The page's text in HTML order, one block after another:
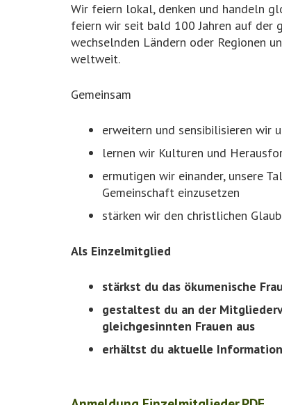
Wir feiern lokal, denken und handeln
feiern wir seit bald 100 Jahren auf der
wechselnden Ländern oder Regionen
weltweit.
Gemeinsam
erweitern und sensibilisieren wir
lernen wir Kulturen und
ermutigen wir einander, unsere
Gemeinschaft einzusetzen
stärken wir den christlichen
Als Einzelmitglied
stärkst du das ökumenische
gestaltest du an der
gleichgesinnten Frauen aus
erhältst du aktuelle